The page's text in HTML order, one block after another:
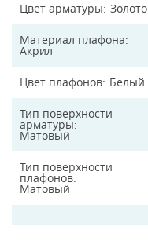
Цвет арматуры Золото
Материал плафона
Акрил
Цвет плафонов Белый
Тип поверхности
арматуры
Матовый
Тип поверхности
плафонов
Матовый